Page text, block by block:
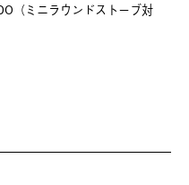
（ミニラウンドストーブ対